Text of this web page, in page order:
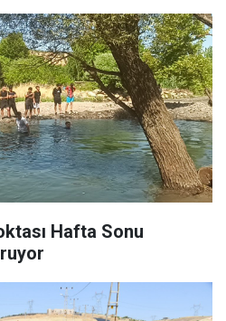
Hafta Sonu